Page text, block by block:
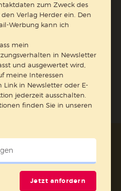
zum Zweck des
Verlag Herder ein. Den
Werbung kann ich
mein
in Newsletter
und ausgewertet wird,
meine Interessen
Link in Newsletter oder E-
jederzeit ausschalten.
finden Sie in unseren
Jetzt anfordern